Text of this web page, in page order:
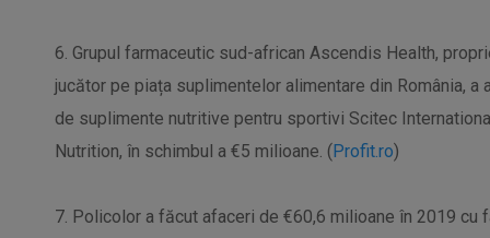
6. Grupul farmaceutic sud-african Ascendis Health,
jucător pe piața suplimentelor alimentare din România,
de suplimente nutritive pentru sportivi Scitec
Nutrition, în schimbul a €5 milioane. (Profit.ro)
7. Policolor a făcut afaceri de €60,6 milioane în 2019